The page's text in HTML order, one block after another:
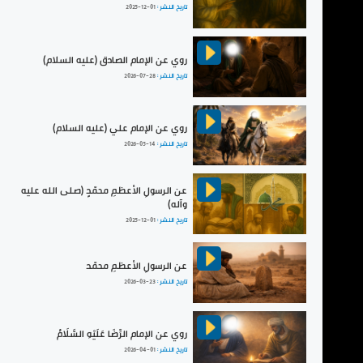
تاريخ النشر :2025-12-01
روي عن الإمام الصادق (عليه السلام)
تاريخ النشر :2026-07-28
روي عن الإمام علي (عليه السلام)
تاريخ النشر : 2026-05-14
عن الرسولِ الأعظمِ محمّدٍ (صلى الله عليه
وآله)
تاريخ النشر :2025-12-01
عن الرسولِ الأعظمِ محمّد
تاريخ النشر :2026-03-23
روي عن الإمام الرِّضَا عَلَيْهِ السَّلَامُ
تاريخ النشر :2026-04-01